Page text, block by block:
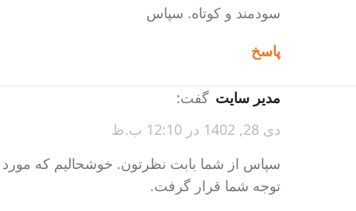
سودمند و کوتاه. سپاس
پاسخ
مدیر سایت گفت:
دی 28, 1402 در 12:10 ب.ظ
سپاس از شما بابت نظرتون. خوشحالیم که مورد
توجه شما قرار گرفت.